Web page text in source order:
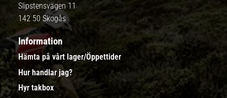
Slipstensvägen 11
142 50 Skogås
Information
Hämta på vårt lager/Öppettider
Hur handlar jag?
Hyr takbox